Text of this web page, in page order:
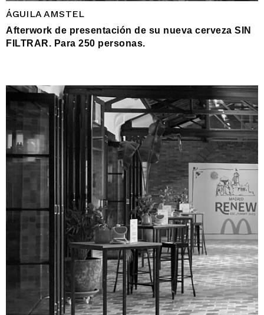
ÁGUILA AMSTEL
Afterwork de presentación de su nueva cerveza SIN
FILTRAR. Para 250 personas.